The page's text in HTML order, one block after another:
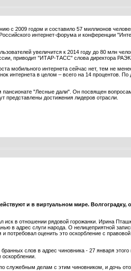
с 2009 годом и составило 57 миллионов
интернет-форума и конференции
увеличится к 2014 году до 80 млн
приводит "ИТАР-ТАСС" слова директора РАЭК.
мобильного интернета сейчас нет, тем не
интернета в целом – всего на 14 процентов.
"Лесные дали". Он посвящен
представлены достижения лидеров отрасли.
и в виртуальном мире. Волгоградку,
в отношении рядовой горожанки. Ирина
в адрес слуги народа. О нелицеприятной
оценить это оскорбление с
слов в адрес чиновника - 27 января этого
служебным делам с этим чиновником, и дочь